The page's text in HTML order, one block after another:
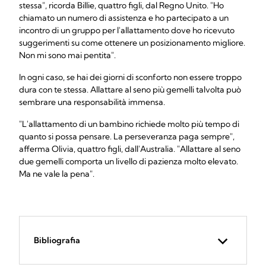
stessa", ricorda Billie, quattro figli, dal Regno Unito. "Ho
chiamato un numero di assistenza e ho partecipato a un
incontro di un gruppo per l'allattamento dove ho ricevuto
suggerimenti su come ottenere un posizionamento migliore.
Non mi sono mai pentita".
In ogni caso, se hai dei giorni di sconforto non essere troppo
dura con te stessa. Allattare al seno più gemelli talvolta può
sembrare una responsabilità immensa.
"L'allattamento di un bambino richiede molto più tempo di
quanto si possa pensare. La perseveranza paga sempre",
afferma Olivia, quattro figli, dall'Australia. "Allattare al seno
due gemelli comporta un livello di pazienza molto elevato.
Ma ne vale la pena".
Bibliografia